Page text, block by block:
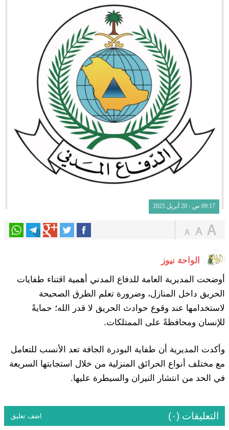
09:17 ص - 20 أبريل 2025
الواحة نيوز
أوضحت المديرية العامة للدفاع المدني أهمية اقتناء طفايات
الحريق داخل المنازل، وضرورة تعلم الطرق الصحيحة
لاستخدامها عند وقوع حوادث الحريق لا قدر الله؛ حمايةً
للإنسان ومحافظةً على الممتلكات.
وأكدت المديرية أن طفاية البودرة الجافة تعد الأنسب للتعامل
مع مختلف أنواع الحرائق المنزلية من خلال استجابتها السريعة
في الحد من انتشار النيران والسيطرة عليها.
التعليقات (٠) اضف تعليق